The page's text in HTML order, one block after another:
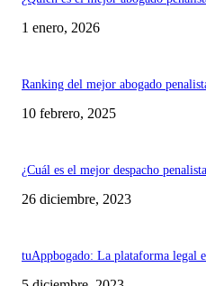
1 enero, 2026
Ranking del mejor abogado
10 febrero, 2025
¿Cuál es el mejor despacho
26 diciembre, 2023
tuAppbogado: La plataforma legal